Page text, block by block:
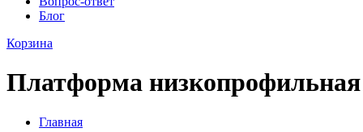
Блог
Корзина
Платформа
Главная